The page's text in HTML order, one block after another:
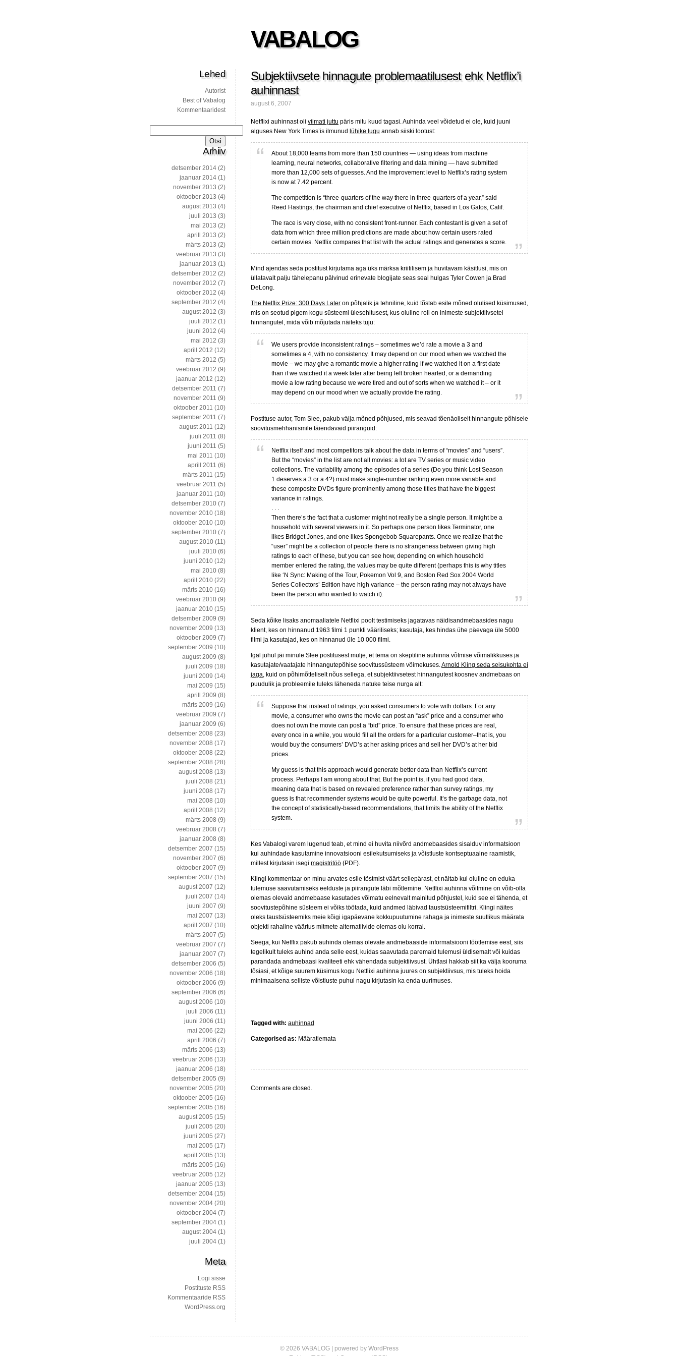
VABALOG
Subjektiivsete hinnagute problemaatilusest ehk Netflix’i
auhinnast
august 6, 2007
Netflixi auhinnast oli viimati juttu päris mitu kuud tagasi. Auhinda veel võidetud ei ole, kuid juuni
alguses New York Times’is ilmunud lühike lugu annab siiski lootust:
About 18,000 teams from more than 150 countries — using ideas from machine
learning, neural networks, collaborative filtering and data mining — have submitted
more than 12,000 sets of guesses. And the improvement level to Netflix’s rating system
is now at 7.42 percent.
The competition is “three-quarters of the way there in three-quarters of a year,” said
Reed Hastings, the chairman and chief executive of Netflix, based in Los Gatos, Calif.
The race is very close, with no consistent front-runner. Each contestant is given a set of
data from which three million predictions are made about how certain users rated
certain movies. Netflix compares that list with the actual ratings and generates a score.
Mind ajendas seda postitust kirjutama aga üks märksa kriitilisem ja huvitavam käsitlusi, mis on
üllatavalt palju tähelepanu pälvinud erinevate blogijate seas seal hulgas Tyler Cowen ja Brad
DeLong.
The Netflix Prize: 300 Days Later on põhjalik ja tehniline, kuid tõstab esile mõned olulised küsimused,
mis on seotud pigem kogu süsteemi ülesehitusest, kus oluline roll on inimeste subjektiivsetel
hinnangutel, mida võib mõjutada näiteks tuju:
We users provide inconsistent ratings – sometimes we’d rate a movie a 3 and
sometimes a 4, with no consistency. It may depend on our mood when we watched the
movie – we may give a romantic movie a higher rating if we watched it on a first date
than if we watched it a week later after being left broken hearted, or a demanding
movie a low rating because we were tired and out of sorts when we watched it – or it
may depend on our mood when we actually provide the rating.
Postituse autor, Tom Slee, pakub välja mõned põhjused, mis seavad tõenäoliselt hinnangute põhisele
soovitusmehhanismile täiendavaid piiranguid:
Netflix itself and most competitors talk about the data in terms of “movies” and “users”.
But the “movies” in the list are not all movies: a lot are TV series or music video
collections. The variability among the episodes of a series (Do you think Lost Season
1 deserves a 3 or a 4?) must make single-number ranking even more variable and
these composite DVDs figure prominently among those titles that have the biggest
variance in ratings.
. . .
Then there’s the fact that a customer might not really be a single person. It might be a
household with several viewers in it. So perhaps one person likes Terminator, one
likes Bridget Jones, and one likes Spongebob Squarepants. Once we realize that the
“user” might be a collection of people there is no strangeness between giving high
ratings to each of these, but you can see how, depending on which household
member entered the rating, the values may be quite different (perhaps this is why titles
like ‘N Sync: Making of the Tour, Pokemon Vol 9, and Boston Red Sox 2004 World
Series Collectors’ Edition have high variance – the person rating may not always have
been the person who wanted to watch it).
Seda kõike lisaks anomaaliatele Netflixi poolt testimiseks jagatavas näidisandmebaasides nagu
klient, kes on hinnanud 1963 filmi 1 punkti vääriliseks; kasutaja, kes hindas ühe päevaga üle 5000
filmi ja kasutajad, kes on hinnanud üle 10 000 filmi.
Igal juhul jäi minule Slee postitusest mulje, et tema on skeptiline auhinna võtmise võimalikkuses ja
kasutajate/vaatajate hinnangutepõhise soovitussüsteem võimekuses.Arnold Kling seda seisukohta ei
jaga, kuid on põhimõtteliselt nõus sellega, et subjektiivsetest hinnangutest koosnev andmebaas on
puudulik ja probleemile tuleks läheneda natuke teise nurga alt:
Suppose that instead of ratings, you asked consumers to vote with dollars. For any
movie, a consumer who owns the movie can post an “ask” price and a consumer who
does not own the movie can post a “bid” price. To ensure that these prices are real,
every once in a while, you would fill all the orders for a particular customer–that is, you
would buy the consumers’ DVD’s at her asking prices and sell her DVD’s at her bid
prices.
My guess is that this approach would generate better data than Netflix’s current
process. Perhaps I am wrong about that. But the point is, if you had good data,
meaning data that is based on revealed preference rather than survey ratings, my
guess is that recommender systems would be quite powerful. It’s the garbage data, not
the concept of statistically-based recommendations, that limits the ability of the Netflix
system.
Kes Vabalogi varem lugenud teab, et mind ei huvita niivõrd andmebaasides sisalduv informatsioon
kui auhindade kasutamine innovatsiooni esilekutsumiseks ja võistluste kontseptuaalne raamistik,
millest kirjutasin isegi magistritöö (PDF).
Klingi kommentaar on minu arvates esile tõstmist väärt sellepärast, et näitab kui oluline on eduka
tulemuse saavutamiseks eelduste ja piirangute läbi mõtlemine. Netflixi auhinna võitmine on võib-olla
olemas olevaid andmebaase kasutades võimatu eelnevalt mainitud põhjustel, kuid see ei tähenda, et
soovitustepõhine süsteem ei võiks töötada, kuid andmed läbivad taustsüsteemifiltri. Klingi näites
oleks taustsüsteemiks meie kõigi igapäevane kokkupuutumine rahaga ja inimeste suutlikus määrata
objekti rahaline väärtus mitmete alternatiivide olemas olu korral.
Seega, kui Netflix pakub auhinda olemas olevate andmebaaside informatsiooni töötlemise eest, siis
tegelikult tuleks auhind anda selle eest, kuidas saavutada paremaid tulemusi üldisemalt või kuidas
parandada andmebaasi kvaliteeti ehk vähendada subjektiivsust. Ühtlasi hakkab siit ka välja kooruma
tõsiasi, et kõige suurem küsimus kogu Netflixi auhinna juures on subjektiivsus, mis tuleks hoida
minimaalsena selliste võistluste puhul nagu kirjutasin ka enda uurimuses.
Tagged with: auhinnad
Categorised as: Määratlemata
Comments are closed.
Lehed
Autorist
Best of Vabalog
Kommentaaridest
Arhiiv
detsember 2014 (2)
jaanuar 2014 (1)
november 2013 (2)
oktoober 2013 (4)
august 2013 (4)
juuli 2013 (3)
mai 2013 (2)
aprill 2013 (2)
märts 2013 (2)
veebruar 2013 (3)
jaanuar 2013 (1)
detsember 2012 (2)
november 2012 (7)
oktoober 2012 (4)
september 2012 (4)
august 2012 (3)
juuli 2012 (1)
juuni 2012 (4)
mai 2012 (3)
aprill 2012 (12)
märts 2012 (5)
veebruar 2012 (9)
jaanuar 2012 (12)
detsember 2011 (7)
november 2011 (9)
oktoober 2011 (10)
september 2011 (7)
august 2011 (12)
juuli 2011 (8)
juuni 2011 (5)
mai 2011 (10)
aprill 2011 (6)
märts 2011 (15)
veebruar 2011 (5)
jaanuar 2011 (10)
detsember 2010 (7)
november 2010 (18)
oktoober 2010 (10)
september 2010 (7)
august 2010 (11)
juuli 2010 (6)
juuni 2010 (12)
mai 2010 (8)
aprill 2010 (22)
märts 2010 (16)
veebruar 2010 (9)
jaanuar 2010 (15)
detsember 2009 (9)
november 2009 (13)
oktoober 2009 (7)
september 2009 (10)
august 2009 (8)
juuli 2009 (18)
juuni 2009 (14)
mai 2009 (15)
aprill 2009 (8)
märts 2009 (16)
veebruar 2009 (7)
jaanuar 2009 (6)
detsember 2008 (23)
november 2008 (17)
oktoober 2008 (22)
september 2008 (28)
august 2008 (13)
juuli 2008 (21)
juuni 2008 (17)
mai 2008 (10)
aprill 2008 (12)
märts 2008 (9)
veebruar 2008 (7)
jaanuar 2008 (8)
detsember 2007 (15)
november 2007 (6)
oktoober 2007 (9)
september 2007 (15)
august 2007 (12)
juuli 2007 (14)
juuni 2007 (9)
mai 2007 (13)
aprill 2007 (10)
märts 2007 (5)
veebruar 2007 (7)
jaanuar 2007 (7)
detsember 2006 (5)
november 2006 (18)
oktoober 2006 (9)
september 2006 (6)
august 2006 (10)
juuli 2006 (11)
juuni 2006 (11)
mai 2006 (22)
aprill 2006 (7)
märts 2006 (13)
veebruar 2006 (13)
jaanuar 2006 (18)
detsember 2005 (9)
november 2005 (20)
oktoober 2005 (16)
september 2005 (16)
august 2005 (15)
juuli 2005 (20)
juuni 2005 (27)
mai 2005 (17)
aprill 2005 (13)
märts 2005 (16)
veebruar 2005 (12)
jaanuar 2005 (13)
detsember 2004 (15)
november 2004 (20)
oktoober 2004 (7)
september 2004 (1)
august 2004 (1)
juuli 2004 (1)
Meta
Logi sisse
Postituste RSS
Kommentaaride RSS
WordPress.org
© 2026 VABALOG | powered by WordPress